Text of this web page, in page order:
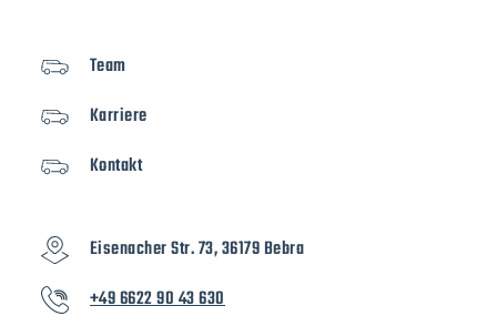
Team
Karriere
Kontakt
Eisenacher Str. 73, 36179 Bebra
+49 6622 90 43 630